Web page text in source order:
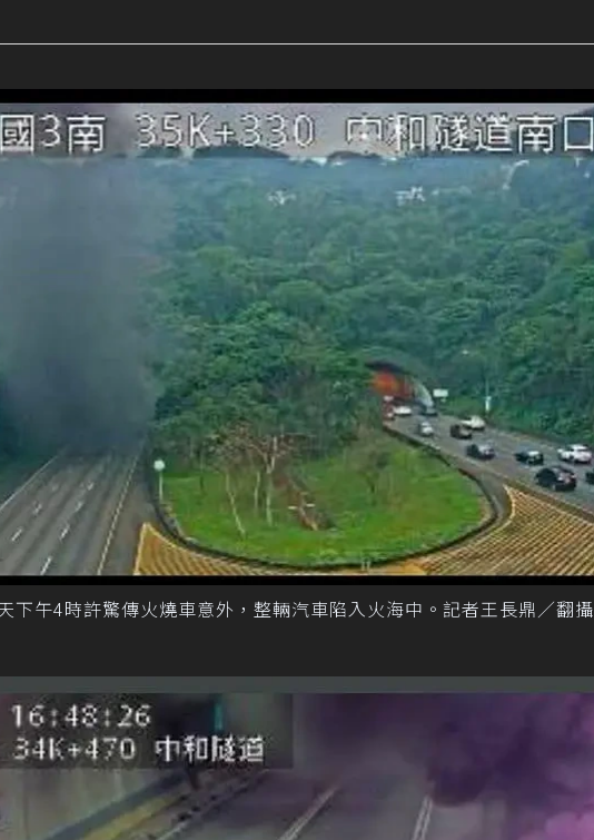
下午4時許驚傳火燒車意外，整輛汽車陷入火海中。記者王長鼎／翻攝